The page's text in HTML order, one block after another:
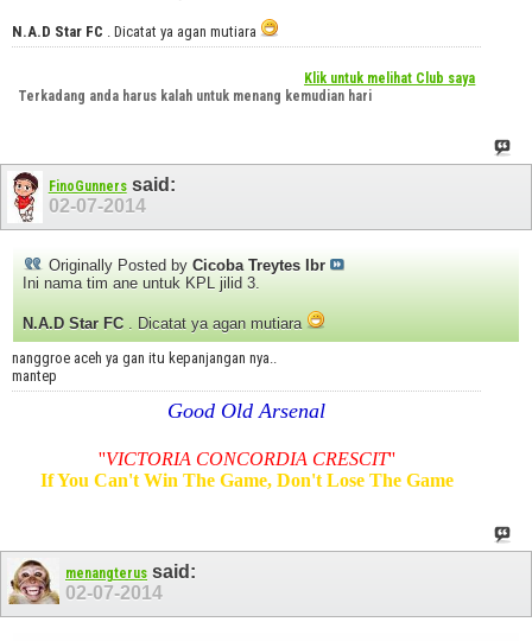
N.A.D Star FC . Dicatat ya agan mutiara
Klik untuk melihat Club saya
Terkadang anda harus kalah untuk menang kemudian hari
FinoGunnerssaid:
02-07-2014
Originally Posted by Cicoba Treytes Ibr
Ini nama tim ane untuk KPL jilid 3.
N.A.D Star FC . Dicatat ya agan mutiara
nanggroe aceh ya gan itu kepanjangan nya..
mantep
Good Old Arsenal
''VICTORIA CONCORDIA CRESCIT''
If You Can't Win The Game, Don't Lose The Game
menangterus said:
02-07-2014